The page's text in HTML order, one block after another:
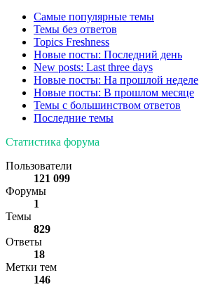
Самые популярные темы
Темы без ответов
Topics Freshness
Новые посты: Последний день
New posts: Last three days
Новые посты: На прошлой неделе
Новые посты: В прошлом месяце
Темы с большинством ответов
Последние темы
Статистика форума
Пользователи
121 099
Форумы
1
Темы
829
Ответы
18
Метки тем
146